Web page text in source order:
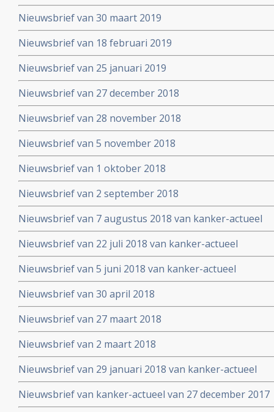
Nieuwsbrief van 30 maart 2019
Nieuwsbrief van 18 februari 2019
Nieuwsbrief van 25 januari 2019
Nieuwsbrief van 27 december 2018
Nieuwsbrief van 28 november 2018
Nieuwsbrief van 5 november 2018
Nieuwsbrief van 1 oktober 2018
Nieuwsbrief van 2 september 2018
Nieuwsbrief van 7 augustus 2018 van kanker-actueel
Nieuwsbrief van 22 juli 2018 van kanker-actueel
Nieuwsbrief van 5 juni 2018 van kanker-actueel
Nieuwsbrief van 30 april 2018
Nieuwsbrief van 27 maart 2018
Nieuwsbrief van 2 maart 2018
Nieuwsbrief van 29 januari 2018 van kanker-actueel
Nieuwsbrief van kanker-actueel van 27 december 2017